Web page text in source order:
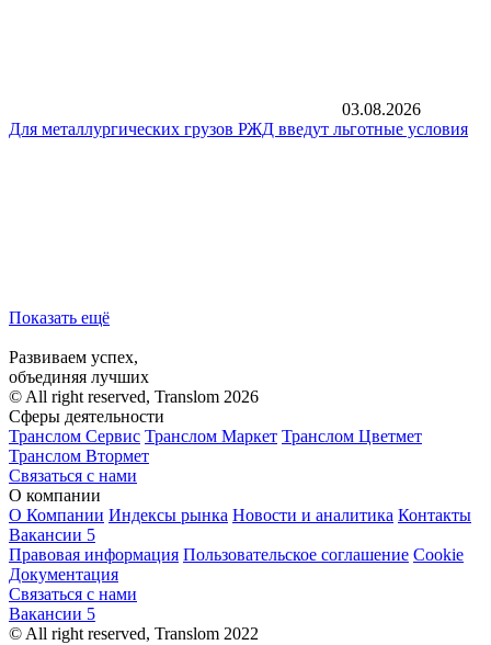
03.08.2026
Для металлургических грузов РЖД введут льготные условия
Показать ещё
Развиваем успех,
объединяя лучших
© All right reserved, Translom 2026
Сферы деятельности
Транслом Сервис Транслом Маркет Транслом Цветмет
Транслом Втормет
Связаться с нами
О компании
О Компании Индексы рынка Новости и аналитика Контакты
Вакансии 5
Правовая информация Пользовательское соглашение Cookie
Документация
Связаться с нами
Вакансии 5
© All right reserved, Translom 2022